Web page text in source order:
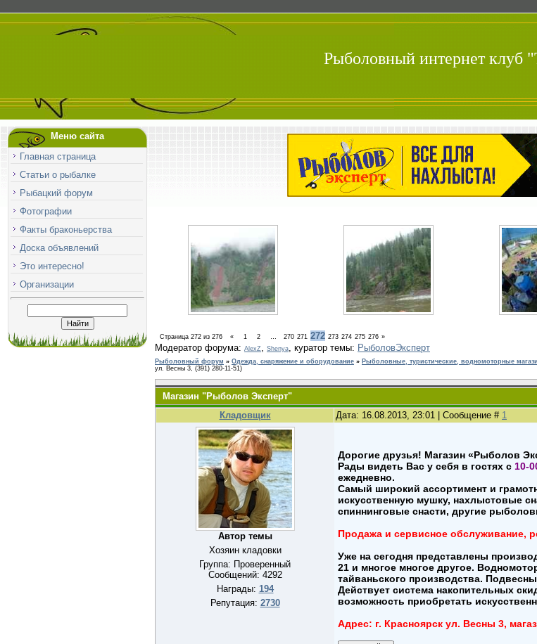
Рыболовный интернет клуб
Меню сайта
Главная страница
Статьи о рыбалке
Рыбацкий форум
Фотографии
Факты браконьерства
Доска объявлений
Это интересно!
Организации
Страница 272 из 276 « 1 2 … 270 271 272 273 274 275 276 »
Модератор форума: AlexZ, Shenya, куратор темы: РыболовЭксперт
Рыболовный форум » Одежда, снаряжение и оборудование » Рыболовные, туристические, водномоторные
ул. Весны 3, (391) 280-11-51)
Магазин "Рыболов Эксперт"
Кладовщик
Дата: 16.08.2013, 23:01 | Сообщение # 1
Автор темы
Хозяин кладовки
Группа: Проверенный
Сообщений: 4292
Награды: 194
Репутация: 2730
Дорогие друзья! Магазин «Рыболов
Рады видеть Вас у себя в гостях с 10-
ежедневно.
Самый широкий ассортимент и
искусственную мушку, нахлыстовые
спиннинговые снасти, другие
Продажа и сервисное обслуживание,
Уже на сегодня представлены
21 и многое многое другое.
тайваньского производства.
Действует система накопительных
возможность приобретать
Адрес: г. Красноярск ул. Весны 3,